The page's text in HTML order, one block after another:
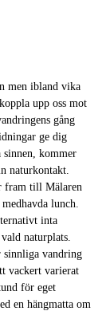
men ibland vika
upp oss mot
gång
ge dig
sinnen, kommer
naturkontakt.
fram till Mälaren
lunch.
inta
naturplats.
vandring
vackert varierat
för eget
en hängmatta om